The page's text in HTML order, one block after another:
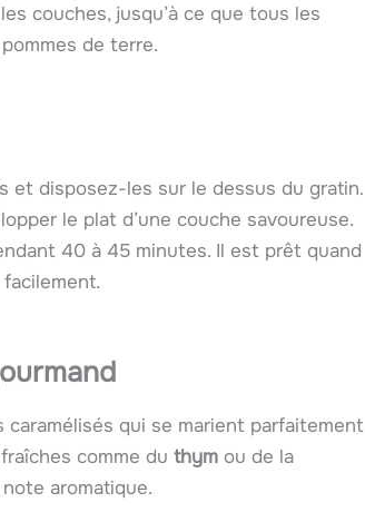
couches, jusqu’à ce que tous les
de terre.
et disposez-les sur le dessus du gratin.
le plat d’une couche savoureuse.
40 à 45 minutes. Il est prêt quand
qui se marient parfaitement
comme du thym ou de la
aromatique.